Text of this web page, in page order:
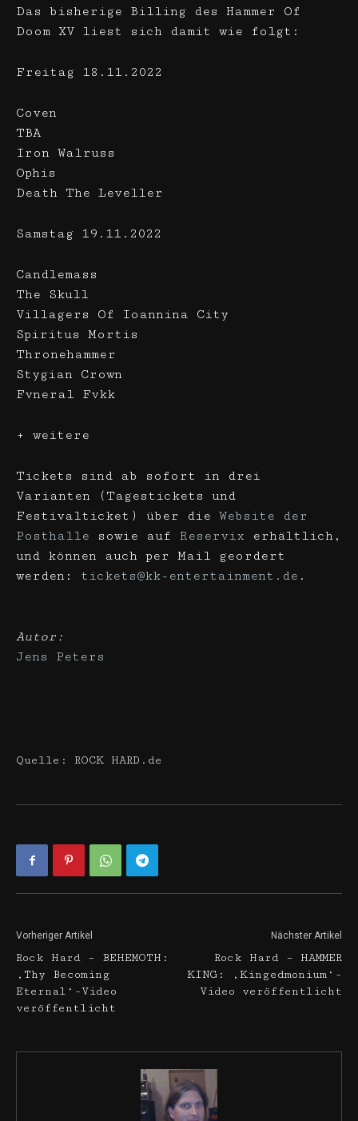
Das bisherige Billing des Hammer Of
Doom XV liest sich damit wie folgt:
Freitag 18.11.2022
Coven
TBA
Iron Walruss
Ophis
Death The Leveller
Samstag 19.11.2022
Candlemass
The Skull
Villagers Of Ioannina City
Spiritus Mortis
Thronehammer
Stygian Crown
Fvneral Fvkk
+ weitere
Tickets sind ab sofort in drei
Varianten (Tagestickets und
Festivalticket) über die Website der
Posthalle sowie auf Reservix erhältlich,
und können auch per Mail geordert
werden: tickets@kk-entertainment.de .
Autor:
Jens Peters
Quelle: ROCK HARD.de
Vorheriger Artikel
Rock Hard – BEHEMOTH:
‚Thy Becoming
Eternal‘-Video
veröffentlicht
Nächster Artikel
Rock Hard – HAMMER
KING: ‚Kingedmonium‘-
Video veröffentlicht